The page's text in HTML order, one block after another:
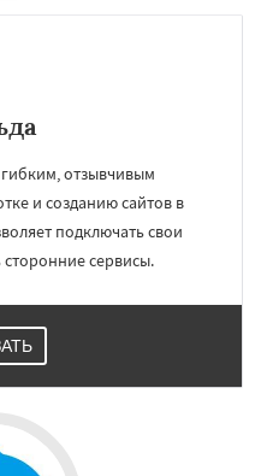
отзывчивым
и созданию сайтов в
подключать свои
сервисы.